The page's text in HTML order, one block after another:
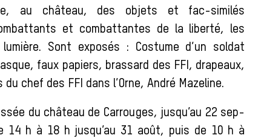
au château, des objets et fac-similés
et combattantes de la liberté, les
Sont exposés : Costume d’un soldat
faux papiers, brassard des FFI, drapeaux,
chef des FFI dans l’Orne, André Mazeline.
du château de Carrouges, jusqu’au 22 sep-
h à 18 h jusqu’au 31 août, puis de 10 h à